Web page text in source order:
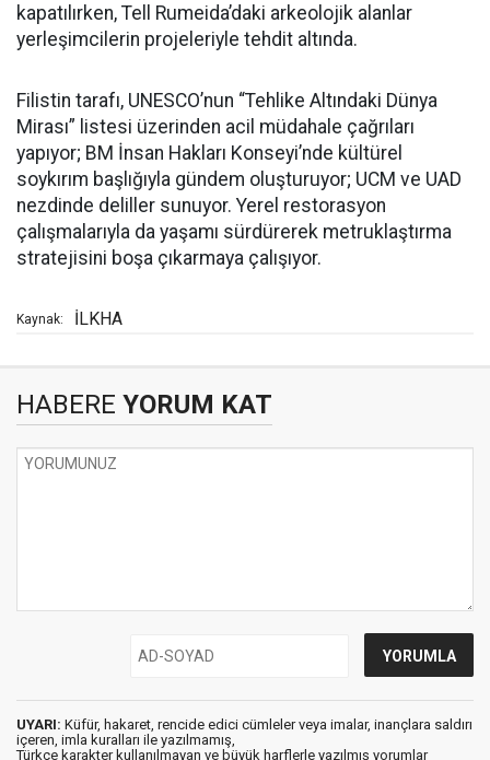
kapatılırken, Tell Rumeida’daki arkeolojik alanlar
yerleşimcilerin projeleriyle tehdit altında.
Filistin tarafı, UNESCO’nun “Tehlike Altındaki Dünya
Mirası” listesi üzerinden acil müdahale çağrıları
yapıyor; BM İnsan Hakları Konseyi’nde kültürel
soykırım başlığıyla gündem oluşturuyor; UCM ve UAD
nezdinde deliller sunuyor. Yerel restorasyon
çalışmalarıyla da yaşamı sürdürerek metruklaştırma
stratejisini boşa çıkarmaya çalışıyor.
Kaynak: İLKHA
HABERE YORUM KAT
UYARI: Küfür, hakaret, rencide edici cümleler veya imalar, inançlara saldırı
içeren, imla kuralları ile yazılmamış,
Türkçe karakter kullanılmayan ve büyük harflerle yazılmış yorumlar